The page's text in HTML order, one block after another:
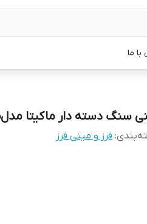
ما
سنگ دسته دار ماکیتا مدل4075دیمر دار
: فرز و مینی فرز